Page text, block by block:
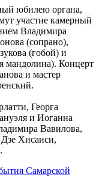
бульваре Москвы
турнира
что нельзя делать в
живым спустя 6
подарком в жизни
юбилею органа,
участие камерный
Владимира
(сопрано),
(гобой) и
мандолина). Концерт
и мастер
Георга
и Иоганна
Вавилова,
Хисаиси,
Самарской